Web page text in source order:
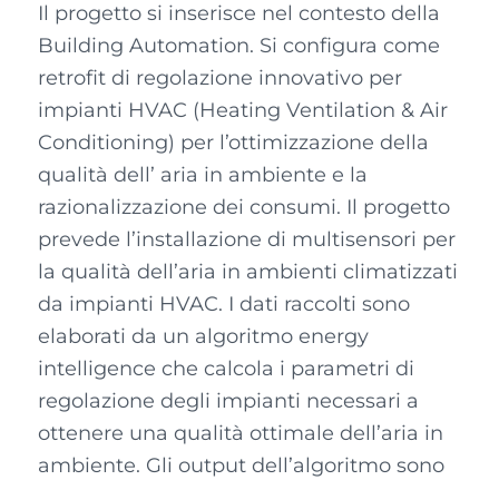
Il progetto si inserisce nel contesto della
Building Automation. Si configura come
retrofit di regolazione innovativo per
impianti HVAC (Heating Ventilation & Air
Conditioning) per l’ottimizzazione della
qualità dell’ aria in ambiente e la
razionalizzazione dei consumi. Il progetto
prevede l’installazione di multisensori per
la qualità dell’aria in ambienti climatizzati
da impianti HVAC. I dati raccolti sono
elaborati da un algoritmo energy
intelligence che calcola i parametri di
regolazione degli impianti necessari a
ottenere una qualità ottimale dell’aria in
ambiente. Gli output dell’algoritmo sono